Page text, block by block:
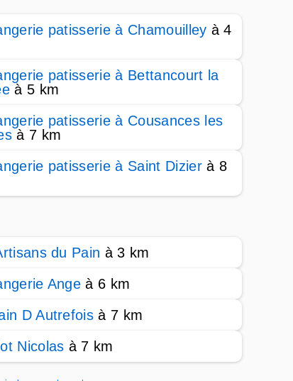
patisserie à Chamouilley à 4
patisserie à Bettancourt la
à 5 km
patisserie à Cousances les
à 7 km
patisserie à Saint Dizierà 8
du Pain à 3 km
Ange à 6 km
D Autrefois à 7 km
Nicolas à 7 km